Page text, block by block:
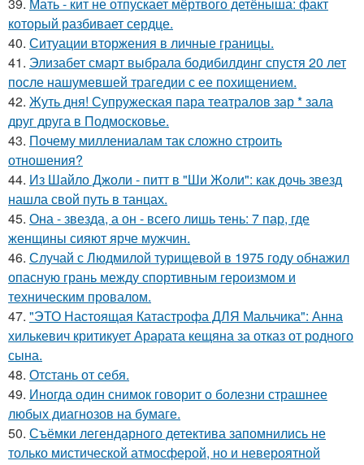
который разбивает сердце.
40. Ситуации вторжения в личные границы.
41. Элизабет смарт выбрала бодибилдинг спустя 20 лет
после нашумевшей трагедии с ее похищением.
42. Жуть дня! Супружеская пара театралов зар * зала
друг друга в Подмосковье.
43. Почему миллениалам так сложно строить
отношения?
44. Из Шайло Джоли - питт в "Ши Жоли": как дочь звезд
нашла свой путь в танцах.
45. Она - звезда, а он - всего лишь тень: 7 пар, где
женщины сияют ярче мужчин.
46. Случай с Людмилой турищевой в 1975 году обнажил
опасную грань между спортивным героизмом и
техническим провалом.
47. "ЭТО Настоящая Катастрофа ДЛЯ Мальчика": Анна
хилькевич критикует Арарата кещяна за отказ от родного
сына.
48. Отстань от себя.
49. Иногда один снимок говорит о болезни страшнее
любых диагнозов на бумаге.
50. Съёмки легендарного детектива запомнились не
только мистической атмосферой, но и невероятной